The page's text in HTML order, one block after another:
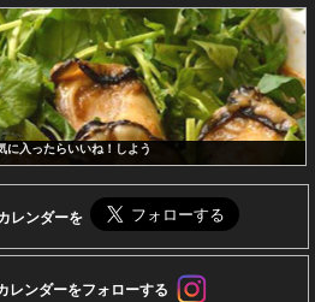
に入ったらいいね！しよう
レンダーを
ンダーをフォローする